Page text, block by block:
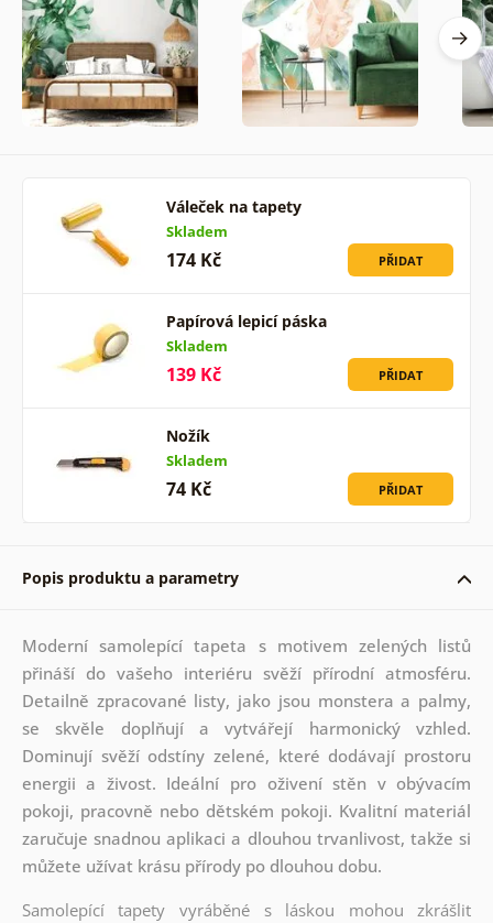
Váleček na tapety
Skladem
174 Kč PŘIDAT
Papírová lepicí páska
Skladem
139 Kč PŘIDAT
Nožík
Skladem
74 Kč PŘIDAT
Popis produktu a parametry
Moderní samolepící tapeta s motivem zelených listů
přináší do vašeho interiéru svěží přírodní atmosféru.
Detailně zpracované listy, jako jsou monstera a palmy,
se skvěle doplňují a vytvářejí harmonický vzhled.
Dominují svěží odstíny zelené, které dodávají prostoru
energii a živost. Ideální pro oživení stěn v obývacím
pokoji, pracovně nebo dětském pokoji. Kvalitní materiál
zaručuje snadnou aplikaci a dlouhou trvanlivost, takže si
můžete užívat krásu přírody po dlouhou dobu.
Samolepící tapety vyráběné s láskou mohou zkrášlit